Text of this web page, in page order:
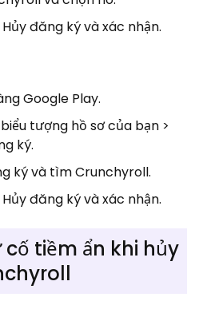
đăng ký và xác nhận.
Google Play.
tượng hồ sơ của bạn >
ký.
ký và tìm Crunchyroll.
đăng ký và xác nhận.
cố tiềm ẩn khi hủy